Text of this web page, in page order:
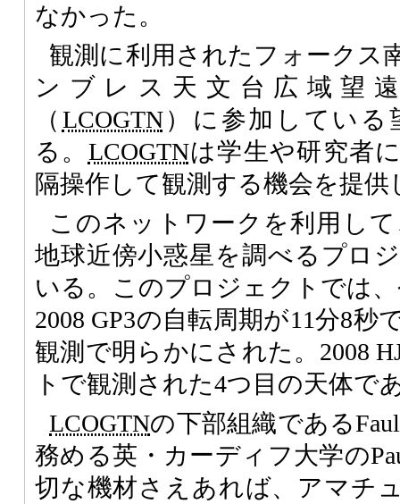
なかった。
観測に利用されたフォークス
ンブレス天文台広域望
（ LCOGTN）に参加している
る。 LCOGTNは学生や研究者
隔操作して観測する機会を提
このネットワークを利用し
地球近傍小惑星を調べるプロ
いる。このプロジェクトでは
2008 GP3の自転周期が11分8秒
観測で明らかにされた。2008
トで観測された4つ目の天体で
LCOGTNの下部組織である
務める英・カーディフ大学の
切な機材さえあれば、アマチ